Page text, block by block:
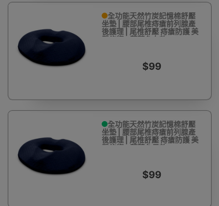
全功能天然竹炭記憶棉舒壓
坐墊 | 腰部尾椎痔瘡前列腺產
後護理 | 尾椎舒壓 痔瘡防護 美
臀修復 - 藏藍色女款
$99
全功能天然竹炭記憶棉舒壓
坐墊 | 腰部尾椎痔瘡前列腺產
後護理 | 尾椎舒壓 痔瘡防護 美
臀修復 - 藏藍色男款
$99